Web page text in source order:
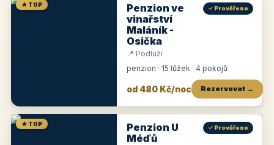
★ TOP
Penzion ve
vinařství
Maláník -
Osička
✓ Prověřeno
📍 Podluží
penzion · 15 lůžek · 4 pokojů
od 480 Kč/noc Rezervovat →
★ TOP
Penzion U
Méďů
✓ Prověřeno